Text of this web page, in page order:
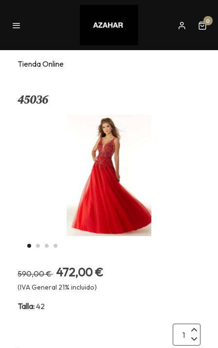
0
Tienda Online
45036
590,00 € 472,00 €
(IVA General 21% incluido)
Talla:42